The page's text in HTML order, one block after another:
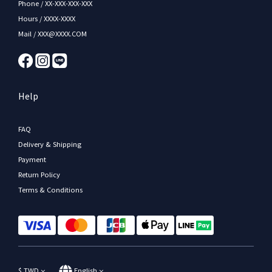
Phone / XX-XXX-XXX-XXX
Hours / XXXX-XXXX
Mail / XXX@XXXX.COM
Help
FAQ
Delivery & Shipping
Payment
Return Policy
Terms & Conditions